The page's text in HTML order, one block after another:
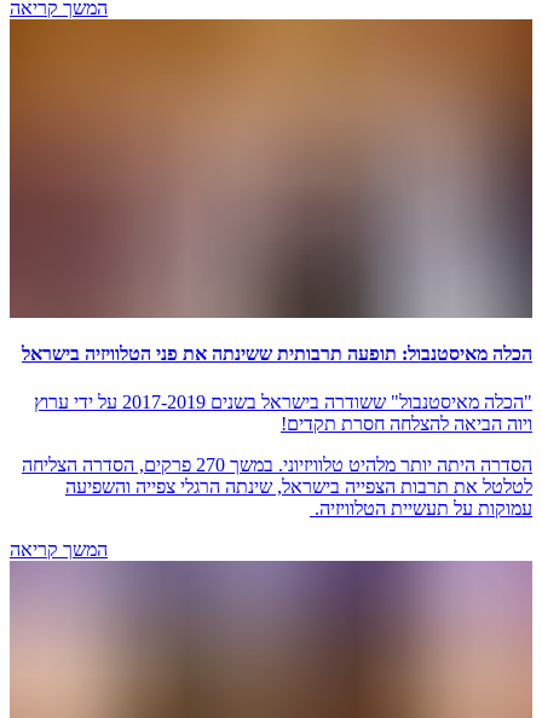
המשך קריאה
הכלה מאיסטנבול: תופעה תרבותית ששינתה את פני הטלוויזיה בישראל
"הכלה מאיסטנבול" ששודרה בישראל בשנים 2017-2019 על ידי ערוץ
ויוה הביאה להצלחה חסרת תקדים!
הסדרה היתה יותר מלהיט טלוויזיוני. במשך 270 פרקים, הסדרה הצליחה
לטלטל את תרבות הצפייה בישראל, שינתה הרגלי צפייה והשפיעה
עמוקות על תעשיית הטלוויזיה.
המשך קריאה